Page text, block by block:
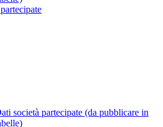
società partecipate (da pubblicare in